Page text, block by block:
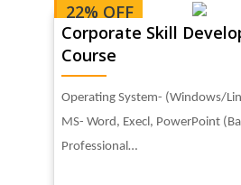
22% OFF
Corporate Skill
Course
Operating System- (Windows/
MS- Word, Execl, PowerPoint
Professional…